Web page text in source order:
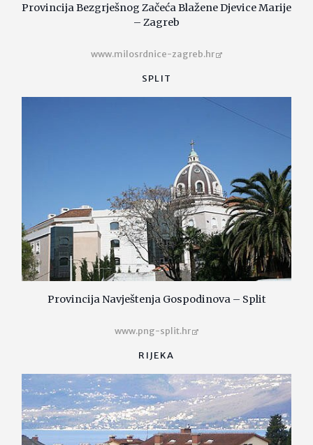
Provincija Bezgrješnog Začeća Blažene Djevice Marije
– Zagreb
www.milosrdnice-zagreb.hr
SPLIT
Provincija Navještenja Gospodinova – Split
www.png-split.hr
RIJEKA